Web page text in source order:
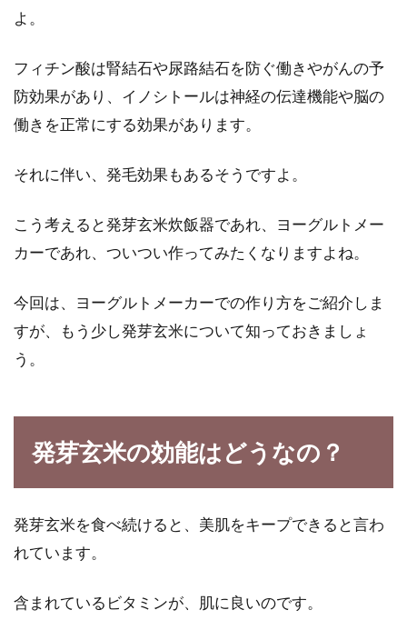
な野菜の...
方！焦がさないポイントは？
春が来たら、さわらを食べたくなる季節です
ね。さわらといえば、西京焼きが有名です。外
か。多機能の立派なレンジであっても、なぜか
よ。
フィチン酸は腎結石や尿路結石を防ぐ働きやがんの予
防効果があり、イノシトールは神経の伝達機能や脳の
働きを正常にする効果があります。
それに伴い、発毛効果もあるそうですよ。
こう考えると発芽玄米炊飯器であれ、ヨーグルトメー
カーであれ、ついつい作ってみたくなりますよね。
今回は、ヨーグルトメーカーでの作り方をご紹介しま
すが、もう少し発芽玄米について知っておきましょ
う。
発芽玄米の効能はどうなの？
発芽玄米を食べ続けると、美肌をキープできると言わ
れています。
含まれているビタミンが、肌に良いのです。